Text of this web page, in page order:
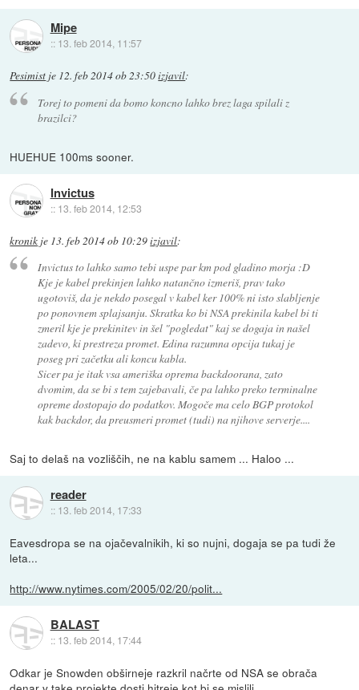
Mipe
:: 13. feb 2014, 11:57
Pesimist je 12. feb 2014 ob 23:50izjavil:
Torej to pomeni da bomo koncno lahko brez laga spilali z
brazilci?
HUEHUE 100ms sooner.
Invictus
:: 13. feb 2014, 12:53
kronik je 13. feb 2014 ob 10:29izjavil:
Invictus to lahko samo tebi uspe par km pod gladino morja :D
Kje je kabel prekinjen lahko natančno izmeriš, prav tako
ugotoviš, da je nekdo posegal v kabel ker 100% ni isto slabljenje
po ponovnem splajsanju. Skratka ko bi NSA prekinila kabel bi ti
zmeril kje je prekinitev in šel "pogledat" kaj se dogaja in našel
zadevo, ki prestreza promet. Edina razumna opcija tukaj je
poseg pri začetku ali koncu kabla.
Sicer pa je itak vsa ameriška oprema backdoorana, zato
dvomim, da se bi s tem zajebavali, če pa lahko preko terminalne
opreme dostopajo do podatkov. Mogoče ma celo BGP protokol
kak backdor, da preusmeri promet (tudi) na njihove serverje....
Saj to delaš na vozliščih, ne na kablu samem ... Haloo ...
reader
:: 13. feb 2014, 17:33
Eavesdropa se na ojačevalnikih, ki so nujni, dogaja se pa tudi že
leta...
http://www.nytimes.com/2005/02/20/polit...
BALAST
:: 13. feb 2014, 17:44
Odkar je Snowden obširneje razkril načrte od NSA se obrača